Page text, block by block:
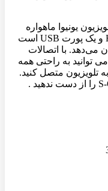
یونیوا ماهواره
دار 32 اینچ مجهز به سه درگاه HDMI و یک پورت USB است
می‌دهد. با اتصالات
توانید به راحتی همه
تلویزیون متصل کنید.